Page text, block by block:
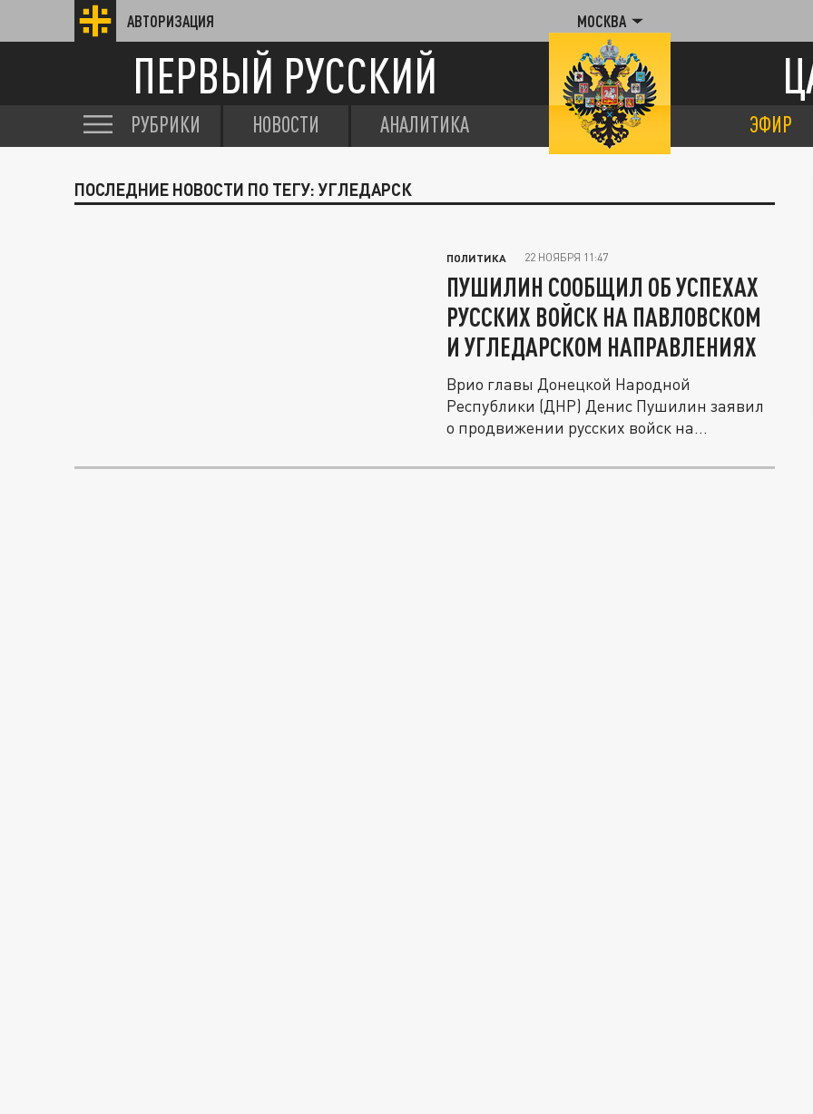
АВТОРИЗАЦИЯ МОСКВА
ПЕРВЫЙ РУССКИЙ
РУБРИКИ НОВОСТИ АНАЛИТИКА ЭФИР
ПОСЛЕДНИЕ НОВОСТИ ПО ТЕГУ: УГЛЕДАРСК
ПОЛИТИКА 22 НОЯБРЯ 11:47
ПУШИЛИН СООБЩИЛ ОБ УСПЕХАХ
РУССКИХ ВОЙСК НА ПАВЛОВСКОМ
И УГЛЕДАРСКОМ НАПРАВЛЕНИЯХ
Врио главы Донецкой Народной
Республики (ДНР) Денис Пушилин заявил
о продвижении русских войск на